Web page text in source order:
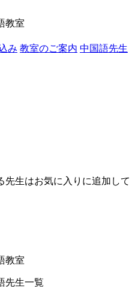
教室
み 教室のご案内 中国語先生
先生はお気に入りに追加して
教室
先生一覧